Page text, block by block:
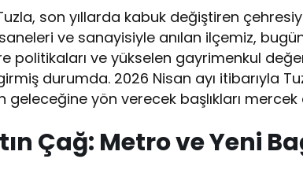
son yıllarda kabuk değiştiren
ve sanayisiyle anılan ilçemiz,
politikaları ve yükselen gayrimenkul
durumda. 2026 Nisan ayı itibarıyla
yön verecek başlıkları mercek
Çağ: Metro ve Yeni